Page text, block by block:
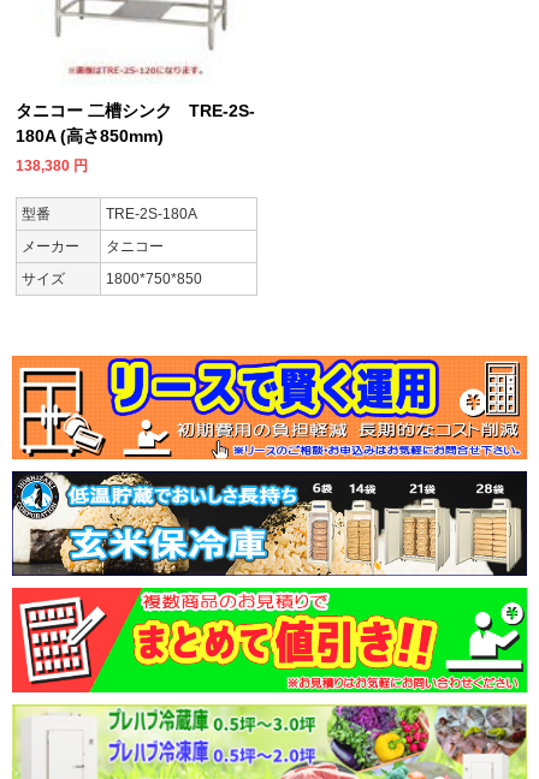
タニコー 二槽シンク TRE-2S-
180A (高さ850mm)
138,380 円
型番
TRE-2S-180A
メーカー
タニコー
サイズ
1800*750*850